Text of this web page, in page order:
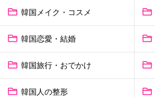
韓国メイク・コスメ
韓国恋愛・結婚
韓国旅行・おでかけ
韓国人の整形